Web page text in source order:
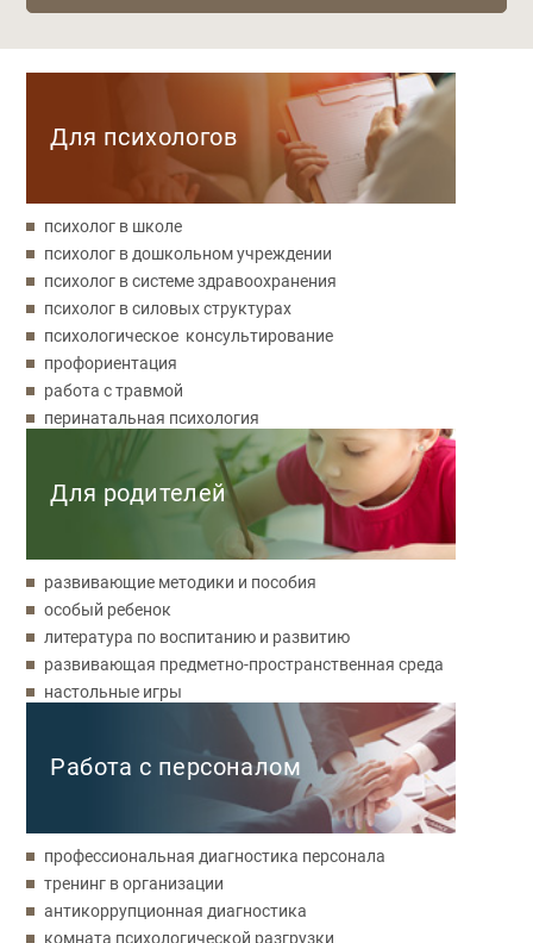
Для психологов
психолог в школе
психолог в дошкольном учреждении
психолог в системе здравоохранения
психолог в силовых структурах
психологическое консультирование
профориентация
работа с травмой
перинатальная психология
Для родителей
развивающие методики и пособия
особый ребенок
литература по воспитанию и развитию
развивающая предметно-пространственная среда
настольные игры
Работа с персоналом
профессиональная диагностика персонала
тренинг в организации
антикоррупционная диагностика
комната психологической разгрузки